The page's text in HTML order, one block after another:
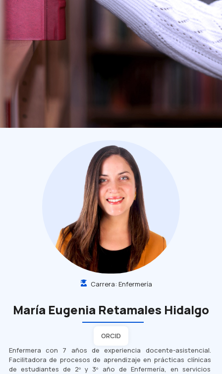
Carrera: Enfermería
María Eugenia Retamales Hidalgo
ORCID
Enfermera con 7 años de experiencia docente-asistencial.
Facilitadora de procesos de aprendizaje en prácticas clínicas
de estudiantes de 2º y 3º año de Enfermería, en servicios